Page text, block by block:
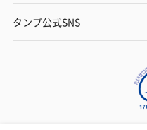
タンプ公式SNS